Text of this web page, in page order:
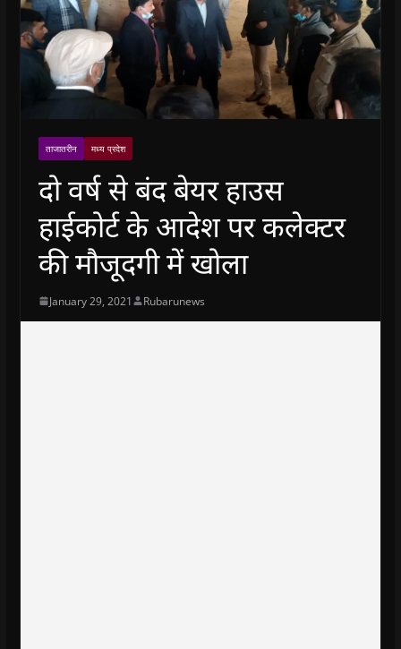
ताजातरीन मध्य प्रदेश
दो वर्ष से बंद बेयर हाउस
हाईकोर्ट के आदेश पर कलेक्टर
की मौजूदगी में खोला
January 29, 2021 Rubarunews